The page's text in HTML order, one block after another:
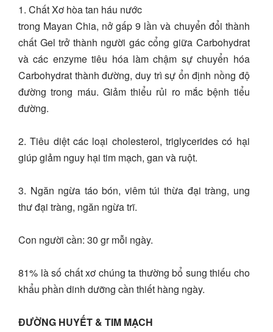
1. Chất Xơ hòa tan háu nước
trong Mayan Chia, nở gấp 9 lần và chuyển đổi thành
chất Gel trở thành người gác cổng giữa Carbohydrat
và các enzyme tiêu hóa làm chậm sự chuyển hóa
Carbohydrat thành đường, duy trì sự ổn định nồng độ
đường trong máu. Giảm thiểu rủi ro mắc bệnh tiểu
đường.
2. Tiêu diệt các loại cholesterol, triglycerides có hại
giúp giảm nguy hại tim mạch, gan và ruột.
3. Ngăn ngừa táo bón, viêm túi thừa đại tràng, ung
thư đại tràng, ngăn ngừa trĩ.
Con người cần: 30 gr mỗi ngày.
81% là số chất xơ chúng ta thường bổ sung thiếu cho
khẩu phần dinh dưỡng cần thiết hàng ngày.
ĐƯỜNG HUYẾT & TIM MẠCH